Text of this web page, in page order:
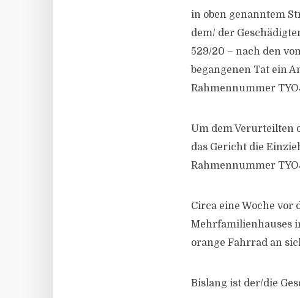
in oben genanntem
dem/​ der
529/​20 – nach den
begangenen Tat ein
Rahmennummer
Um dem Verurteilten
das Gericht die
Rahmennummer
Circa eine Woche vor
Mehrfamilienhauses
orange Fahrrad an
Bislang ist der/​die